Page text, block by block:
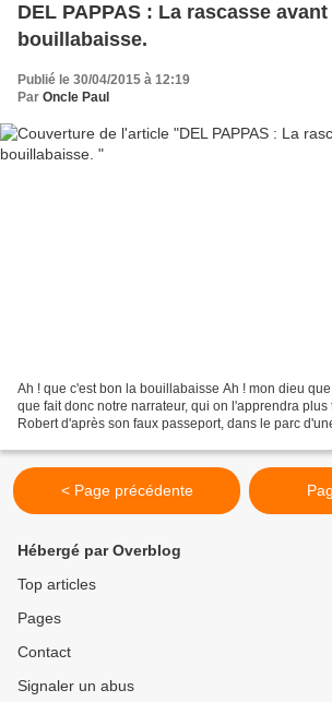
DEL PAPPAS : La rascasse avant
bouillabaisse.
Publié le 30/04/2015 à 12:19
Par Oncle Paul
Ah ! que c'est bon la bouillabaisse Ah ! mon dieu
que fait donc notre narrateur, qui on l'apprendra plus
Robert d'après son faux passeport, dans le parc
< Page précédente
Hébergé par Overblog
Top articles
Pages
Contact
Signaler un abus